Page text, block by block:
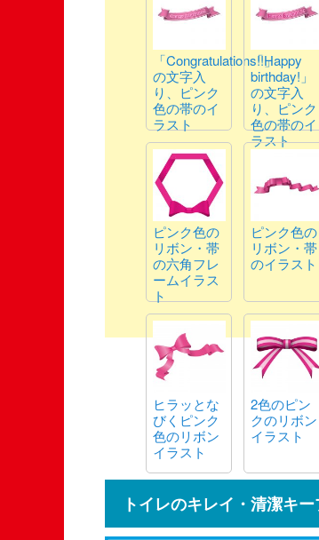
「Congratulations!!」
の文字入
り、ピンク
色の帯のイ
ラスト
「Happy
birthday!」
の文字入
り、ピンク
色の帯のイ
ラスト
ピンク色の
リボン・帯
の六角フレ
ームイラス
ト
ピンク色の
リボン・帯
のイラスト
ヒラッとな
びくピンク
色のリボン
イラスト
2色のピン
クのリボン
イラスト
トイレのキレイ・清潔キ